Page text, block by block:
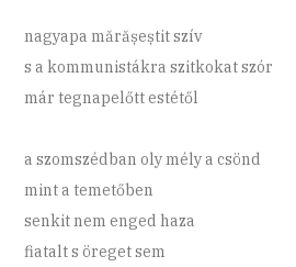
nagyapa mărășeștit szív
s a kommunistákra szitkokat szór
már tegnapelőtt estétől
a szomszédban oly mély a csönd
mint a temetőben
senkit nem enged haza
fiatalt s öreget sem